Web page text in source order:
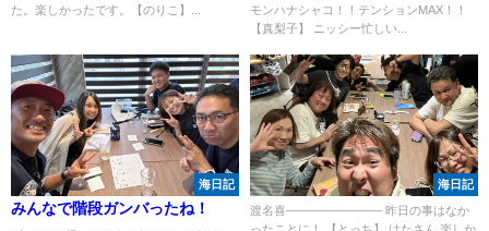
た。楽しかったです。【のりこ】...
モンハナシャコ！！テンションMAX！！
【真梨子】 ニッシー忙しい...
海日記
みんなで階段ガンバったね！
海日記
渡名喜―――――――― 昨日の事はなか